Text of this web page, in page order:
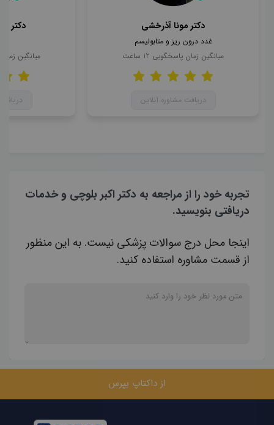
دکتر مونا آذرخشی
غدد درون ریز و متابولیسم
میانگین زمان پاسخگویی 12 ساعت
دریافت مشاوره آنلاین
دکتر
میانگین
تجربه خود را از مراجعه به دکتر اکبر بلوچی و خدمات
دریافتی بنویسید.
اینجا محل درج سوالات پزشکی نیست. به این منظور
از قسمت مشاوره استفاده کنید.
از داکتاپ بپرس